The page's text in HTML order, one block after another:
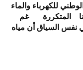
للكهرباء والماء
المتكررة غم
نفس السياق أن مياه